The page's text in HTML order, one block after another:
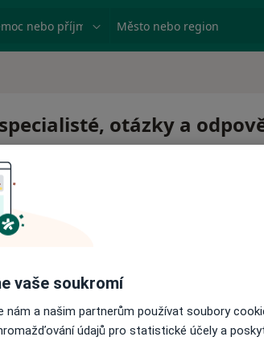
nebo příjmení Město nebo region
otázky a
vaše soukromí
nám a našim partnerům používat soubory
údajů pro statistické účely a